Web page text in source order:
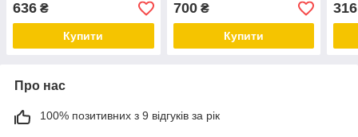
636 ₴
Купити
700₴
Купити
316
Про нас
100% позитивних з 9 відгуків за рік